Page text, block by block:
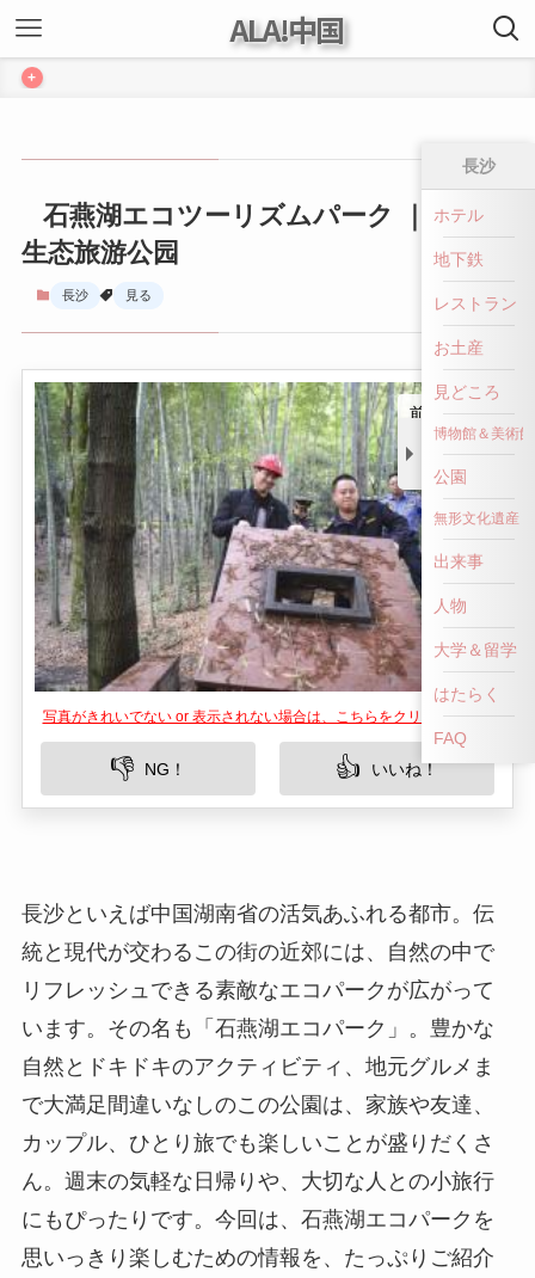
ALA!中国
+
石燕湖エコツーリズムパーク ｜ 石燕湖
生态旅游公园
長沙 見る
前へ戻る
写真がきれいでない or 表示されない場合は、こちらをクリックして！
👎 NG！ 👍 いいね！
長沙といえば中国湖南省の活気あふれる都市。伝
統と現代が交わるこの街の近郊には、自然の中で
リフレッシュできる素敵なエコパークが広がって
います。その名も「石燕湖エコパーク」。豊かな
自然とドキドキのアクティビティ、地元グルメま
で大満足間違いなしのこの公園は、家族や友達、
カップル、ひとり旅でも楽しいことが盛りだくさ
ん。週末の気軽な日帰りや、大切な人との小旅行
にもぴったりです。今回は、石燕湖エコパークを
思いっきり楽しむための情報を、たっぷりご紹介
長沙
ホテル
地下鉄
レストラン
お土産
見どころ
博物館＆美術館
公園
無形文化遺産
出来事
人物
大学＆留学
はたらく
FAQ